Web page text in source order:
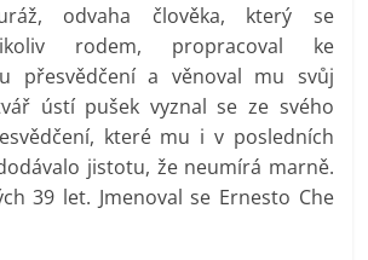
odvaha člověka, který se
rodem, propracoval ke
přesvědčení a věnoval mu svůj
ústí pušek vyznal se ze svého
které mu i v posledních
jistotu, že neumírá marně.
39 let. Jmenoval se Ernesto Che